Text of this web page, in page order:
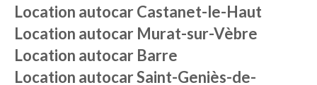
Location autocarCastanet-le-Haut
Location autocar Murat-sur-Vèbre
Location autocar Barre
Location autocarSaint-Geniès-de-